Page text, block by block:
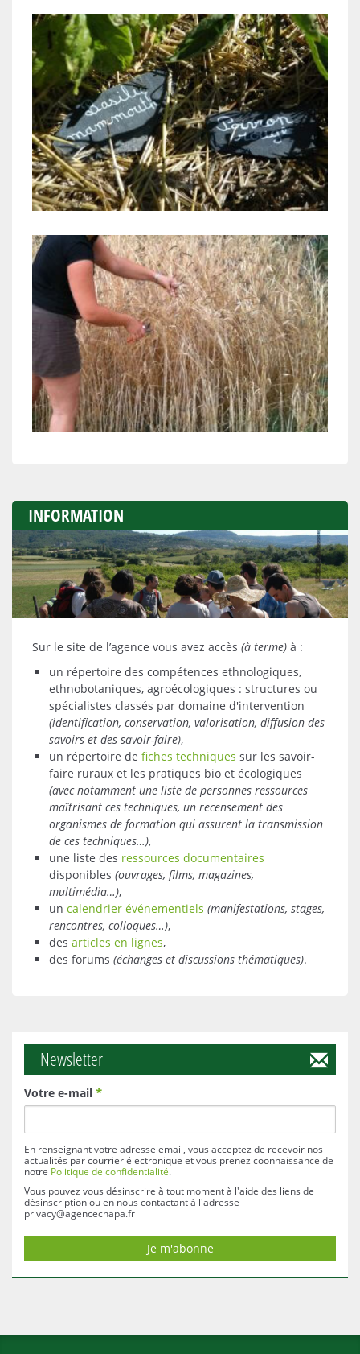
INFORMATION
Sur le site de l’agence vous avez accès (à terme) à :
un répertoire des compétences ethnologiques,
ethnobotaniques, agroécologiques : structures ou
spécialistes classés par domaine d'intervention
(identification, conservation, valorisation, diffusion des
savoirs et des savoir-faire),
un répertoire de fiches techniques sur les savoir-
faire ruraux et les pratiques bio et écologiques
(avec notamment une liste de personnes ressources
maîtrisant ces techniques, un recensement des
organismes de formation qui assurent la transmission
de ces techniques…),
une liste des ressources documentaires
disponibles (ouvrages, films, magazines,
multimédia…),
un calendrier événementiels (manifestations, stages,
rencontres, colloques…),
des articles en lignes,
des forums (échanges et discussions thématiques).
Newsletter
Votre e-mail *
En renseignant votre adresse email, vous acceptez de recevoir nos
actualités par courrier électronique et vous prenez coonnaissance de
notre Politique de confidentialité.
Vous pouvez vous désinscrire à tout moment à l'aide des liens de
désinscription ou en nous contactant à l'adresse
privacy@agencechapa.fr